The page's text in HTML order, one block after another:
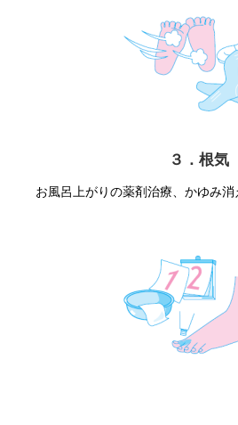
３．根気
お風呂上がりの薬剤治療、かゆみ消